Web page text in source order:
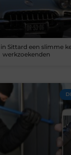
Sittard een slimme
werkzoekenden